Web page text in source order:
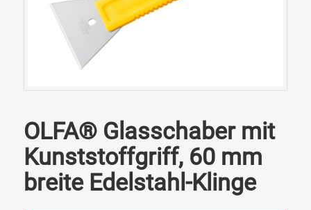
OLFA® Glasschaber mit
Kunststoffgriff, 60 mm
breite Edelstahl-Klinge